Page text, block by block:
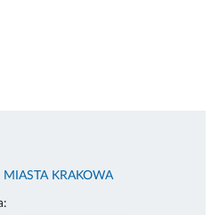
KRAKOWA